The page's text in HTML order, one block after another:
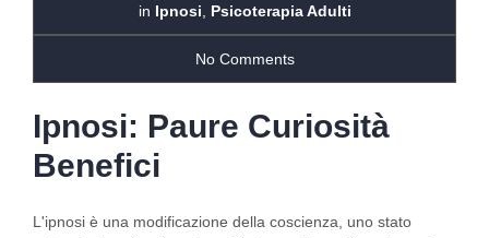
in Ipnosi Psicoterapia Adulti
No Comments
Ipnosi: Paure Curiosità
Benefici
L'ipnosi è una modificazione della coscienza, uno stato